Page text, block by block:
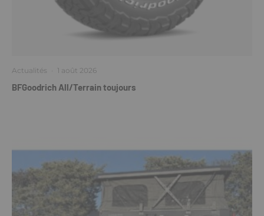
Actualités · 1 août 2026
BFGoodrich All/Terrain toujours